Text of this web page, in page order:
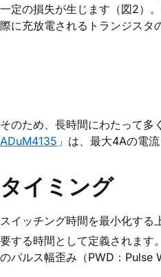
一定の損失が生じます（図2）
際に充放電されるトランジスタ
そのため、長時間にわたって多
ADuM4135 」は、最大4Aの電
タイミング
スイッチング時間を最小化する
要する時間として定義されます
のパルス幅歪み（PWD：Pulse